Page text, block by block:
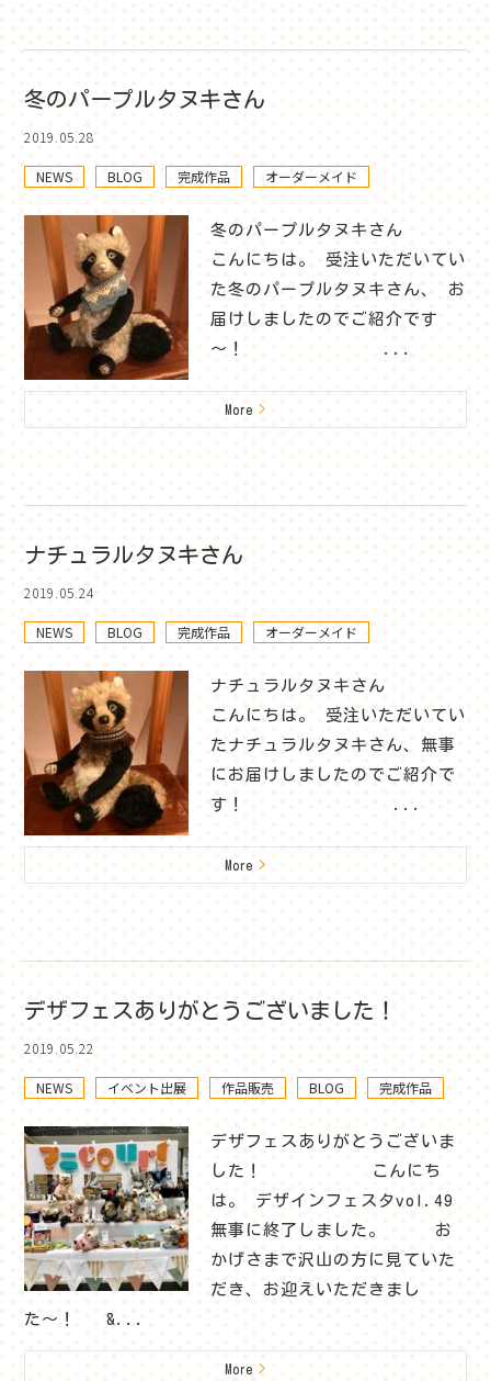
冬のパープルタヌキさん
2019.05.28
NEWS BLOG 完成作品 オーダーメイド
冬のパープルタヌキさん
こんにちは。 受注いただいてい
た冬のパープルタヌキさん、 お
届けしましたのでご紹介です
～！ ...
More>
ナチュラルタヌキさん
2019.05.24
NEWS BLOG 完成作品 オーダーメイド
ナチュラルタヌキさん
こんにちは。 受注いただいてい
たナチュラルタヌキさん、無事
にお届けしましたのでご紹介で
す！ ...
More>
デザフェスありがとうございました！
2019.05.22
NEWS イベント出展 作品販売 BLOG 完成作品
デザフェスありがとうございま
した！ こんにち
は。 デザインフェスタvol.49
無事に終了しました。 お
かげさまで沢山の方に見ていた
だき、お迎えいただきまし
た〜！ &...
More>